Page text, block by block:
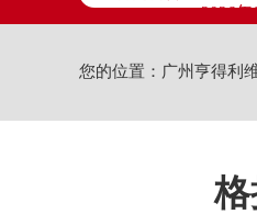
2026
广州市
您的位置： 广州亨得利